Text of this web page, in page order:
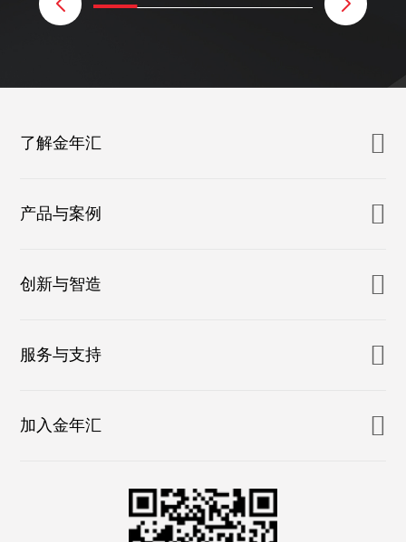
了解金年汇
产品与案例
创新与智造
服务与支持
加入金年汇